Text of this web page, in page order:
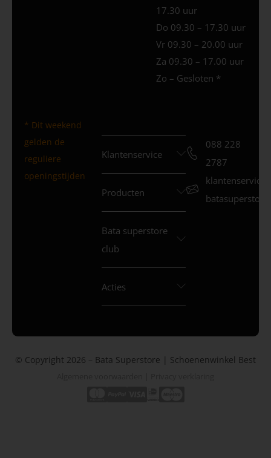
17.30 uur
Do 09.30 – 17.30 uur
Vr 09.30 – 20.00 uur
Za 09.30 – 17.00 uur
Zo – Gesloten *
* Dit weekend
gelden de
reguliere
openingstijden
Klantenservice
Producten
Bata superstore
club
Acties
088 228
2787
© Copyright 2026 – Bata Superstore | Schoenenwinkel Best